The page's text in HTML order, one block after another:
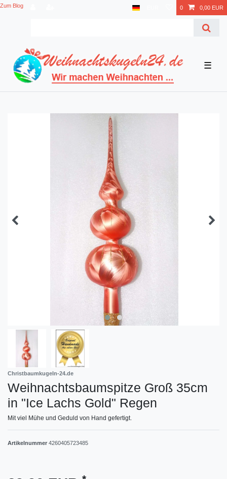
Zum Blog 0 0,00 EUR
☰
Christbaumkugeln-24.de
Weihnachtsbaumspitze Groß 35cm
in "Ice Lachs Gold" Regen
Mit viel Mühe und Geduld von Hand gefertigt.
Artikelnummer 4260405723485